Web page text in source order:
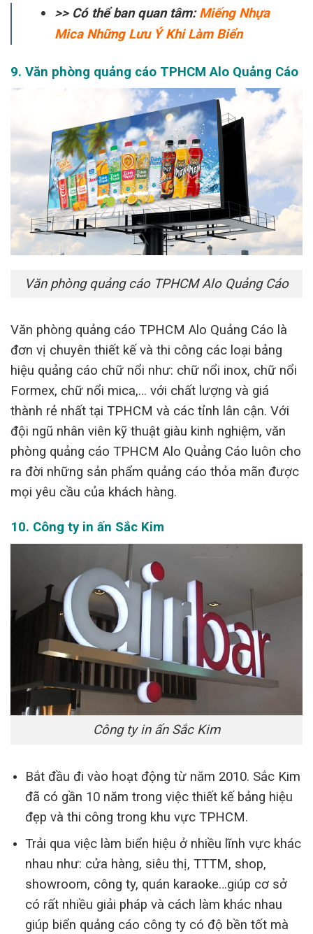
>> Có thể ban quan tâm: Miếng Nhựa
Mica Những Lưu Ý Khi Làm Biển
9. Văn phòng quảng cáo TPHCM Alo Quảng Cáo
Văn phòng quảng cáo TPHCM Alo Quảng Cáo
Văn phòng quảng cáo TPHCM Alo Quảng Cáo là
đơn vị chuyên thiết kế và thi công các loại bảng
hiệu quảng cáo chữ nổi như: chữ nổi inox, chữ nổi
Formex, chữ nổi mica,… với chất lượng và giá
thành rẻ nhất tại TPHCM và các tỉnh lân cận. Với
đội ngũ nhân viên kỹ thuật giàu kinh nghiệm, văn
phòng quảng cáo TPHCM Alo Quảng Cáo luôn cho
ra đời những sản phẩm quảng cáo thỏa mãn được
mọi yêu cầu của khách hàng.
10. Công ty in ấn Sắc Kim
Công ty in ấn Sắc Kim
Bắt đầu đi vào hoạt động từ năm 2010. Sắc Kim
đã có gần 10 năm trong việc thiết kế bảng hiệu
đẹp và thi công trong khu vực TPHCM.
Trải qua việc làm biển hiệu ở nhiều lĩnh vực khác
nhau như: cửa hàng, siêu thị, TTTM, shop,
showroom, công ty, quán karaoke…giúp cơ sở
có rất nhiều giải pháp và cách làm khác nhau
giúp biển quảng cáo công ty có độ bền tốt mà